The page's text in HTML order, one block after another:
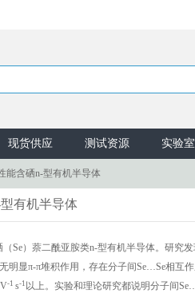
现货供应 测试资源 实验室
能含硒n-型有机半导体
有机半导体
Se）萘二酰亚胺类n-型有机半导体。研究
显π-π堆积作用，存在分子间Se…Se相互
V-1 s-1 以上。实验和理论研究都说明分子间